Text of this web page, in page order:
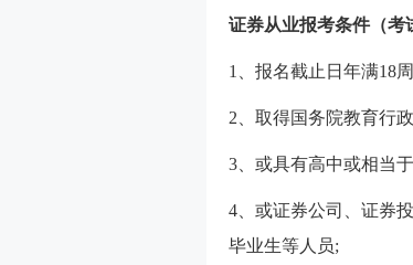
证券从业报考条件（考
1、报名截止日年满18
2、取得国务院教育行
3、或具有高中或相当
4、或证券公司、证券
毕业生等人员;